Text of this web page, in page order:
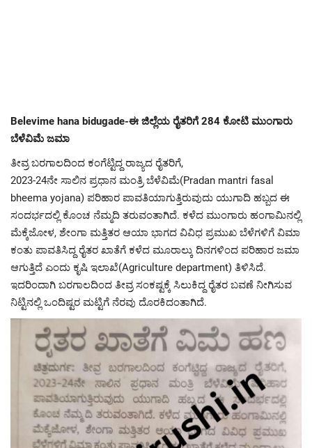
Belevime hana bidugade-ಈ ಜಿಲ್ಲೆಯ ರೈತರಿಗೆ 284 ಕೋಟಿ ಮುಂಗಾರು
ಬೆಳೆವಿಮೆ ಜಮಾ
ತೀವ್ರ ಬರಗಾಲದಿಂದ ಕಂಗೆಟ್ಟಿದ್ದ ರಾಜ್ಯದ ರೈತರಿಗೆ,
2023-24ನೇ ಸಾಲಿನ ಪ್ರಧಾನ ಮಂತ್ರಿ ಬೆಳೆವಿಮೆ(Pradan mantri fasal
bheema yojana) ಪರಿಹಾರ ಪಾವತಿಯಾಗುತ್ತಿರುವುದು ಯುಗಾದಿ ಹಬ್ಬದ ಈ
ಸಂದರ್ಭದಲ್ಲಿ ಕೊಂಚ ನೆಮ್ಮದಿ ತರುವಂತಾಗಿದೆ. ಕಳೆದ ಮುಂಗಾರು ಹಂಗಾಮಿನಲ್ಲಿ
ಮೆಕ್ಕೆಜೋಳ, ಶೇಂಗಾ ಮತ್ತಿತರ ಆಯಾ ಭಾಗದ ವಿವಿಧ ಪ್ರಮುಖ ಬೆಳೆಗಳಿಗೆ ವಿಮಾ
ಕಂತು ಪಾವತಿಸಿದ್ದ ರೈತರ ಖಾತೆಗೆ ಕಳೆದ ಮೂರಾಲ್ಕು ದಿನಗಳಿಂದ ಪರಿಹಾರ ಜಮಾ
ಆಗುತ್ತಿದೆ ಎಂದು ಕೃಷಿ ಇಲಾಖೆ(Agriculture department) ತಿಳಿಸಿದೆ.
ಇದರಿಂದಾಗಿ ಬರಗಾಲದಿಂದ ತೀವ್ರ ಸಂಕಷ್ಟಕ್ಕೆ ಸಿಲುಕಿದ್ದ ರೈತರ ಬವಣೆ ನೀಗಿಸುವ
ನಿಟ್ಟಿನಲ್ಲಿ ಒಂದಿಷ್ಟರ ಮಟ್ಟಿಗೆ ನೆರವು ದೊರಕಿದಂತಾಗಿದೆ.